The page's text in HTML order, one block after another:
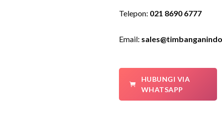
Telepon: 021 8690 6777
Email:
HUBUNGI VIA
WHATSAPP